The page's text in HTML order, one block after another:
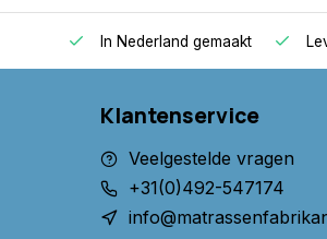
In Nederland gemaakt
Klantenservice
Veelgestelde vragen
+31(0)492-547174